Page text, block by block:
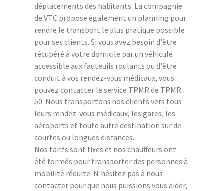
déplacements des habitants. La compagnie
de VTC propose également un planning pour
rendre le transport le plus pratique possible
pour ses clients. Si vous avez besoin d'être
récupéré à votre domicile par un véhicule
accessible aux fauteuils roulants ou d'être
conduit à vos rendez-vous médicaux, vous
pouvez contacter le service TPMR de TPMR
50. Nous transportons nos clients vers tous
leurs rendez-vous médicaux, les gares, les
aéroports et toute autre destination sur de
courtes ou longues distances.
Nos tarifs sont fixes et nos chauffeurs ont
été formés pour transporter des personnes à
mobilité réduite. N'hésitez pas à nous
contacter pour que nous puissions vous aider,